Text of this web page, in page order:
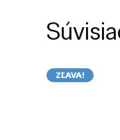
ZĽAVA!